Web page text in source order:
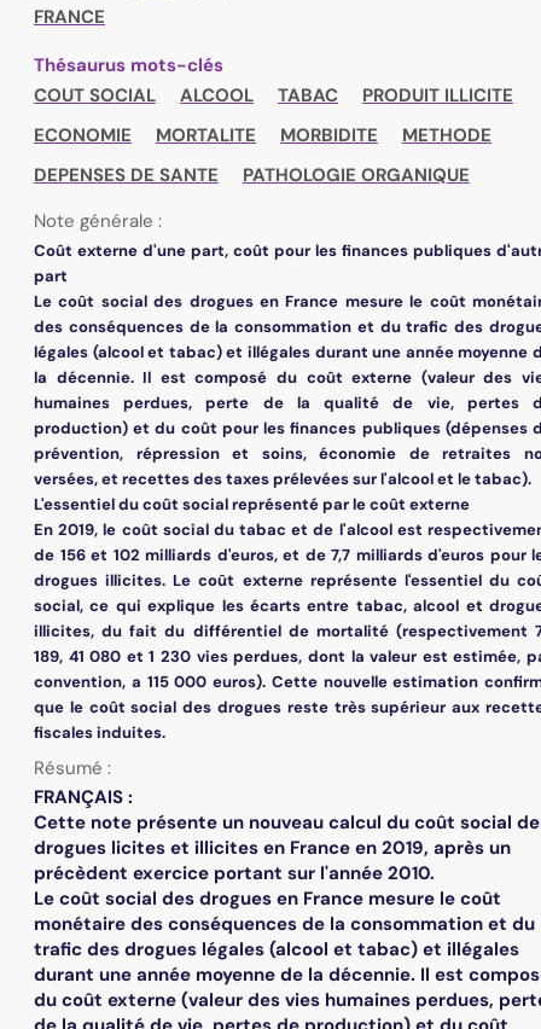
FRANCE
Thésaurus mots-clés
COUT SOCIAL
ALCOOL TABAC
PRODUIT ILLICITE
ECONOMIE
MORTALITE MORBIDITE
METHODE
DEPENSES DE SANTE
PATHOLOGIE ORGANIQUE
Note générale :
Coût externe d'une part, coût pour les finances publiques
part
Le coût social des drogues en France mesure le coût
des conséquences de la consommation et du trafic des
légales (alcool et tabac) et illégales durant une année moyenne
la décennie. Il est composé du coût externe (valeur des
humaines perdues, perte de la qualité de vie, pertes
production) et du coût pour les finances publiques (dépenses
prévention, répression et soins, économie de retraites
versées, et recettes des taxes prélevées sur l'alcool et le tabac).
L'essentiel du coût social représenté par le coût externe
En 2019, le coût social du tabac et de l'alcool est
de 156 et 102 milliards d'euros, et de 7,7 milliards d'euros pour
drogues illicites. Le coût externe représente l'essentiel du
social, ce qui explique les écarts entre tabac, alcool et
illicites, du fait du différentiel de mortalité (respectivement
189, 41 080 et 1 230 vies perdues, dont la valeur est estimée,
convention, a 115 000 euros). Cette nouvelle estimation
que le coût social des drogues reste très supérieur aux
fiscales induites.
Résumé :
FRANÇAIS :
Cette note présente un nouveau calcul du coût social
drogues licites et illicites en France en 2019, après un
précèdent exercice portant sur l'année 2010.
Le coût social des drogues en France mesure le coût
monétaire des conséquences de la consommation et du
trafic des drogues légales (alcool et tabac) et illégales
durant une année moyenne de la décennie. Il est
du coût externe (valeur des vies humaines perdues,